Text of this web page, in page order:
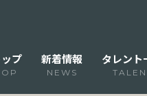
ップ 新着情報
NEWS
タレント